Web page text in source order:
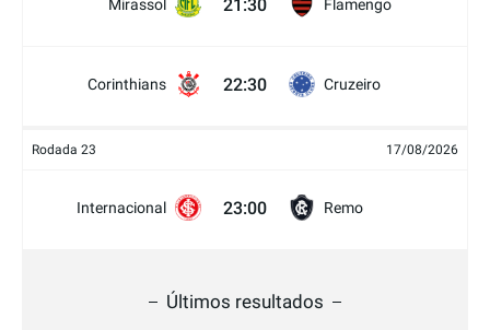
Mirassol 21:30 Flamengo
Corinthians 22:30 Cruzeiro
Rodada 23 17/08/2026
Internacional 23:00 Remo
Últimos resultados